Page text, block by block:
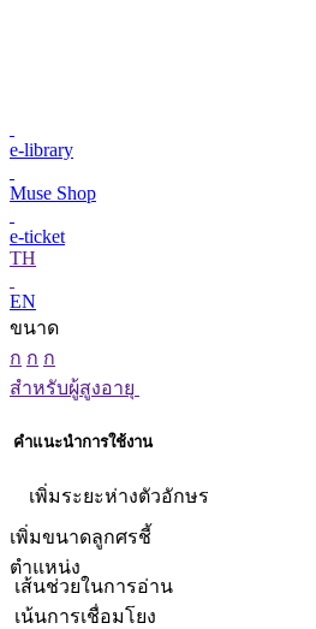
e-library
Muse Shop
e-ticket
TH
EN
ขนาด
ก ก ก
สำหรับผู้สูงอายุ
คำแนะนำการใช้งาน
เพิ่มระยะห่างตัวอักษร
เพิ่มขนาดลูกศรชี้
ตำแหน่ง
เส้นช่วยในการอ่าน
เน้นการเชื่อมโยง